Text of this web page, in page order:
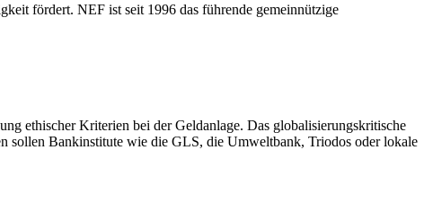
fördert. NEF ist seit 1996 das führende gemeinnützige
ethischer Kriterien bei der Geldanlage. Das globalisierungskritische
sollen Bankinstitute wie die GLS, die Umweltbank, Triodos oder lokale